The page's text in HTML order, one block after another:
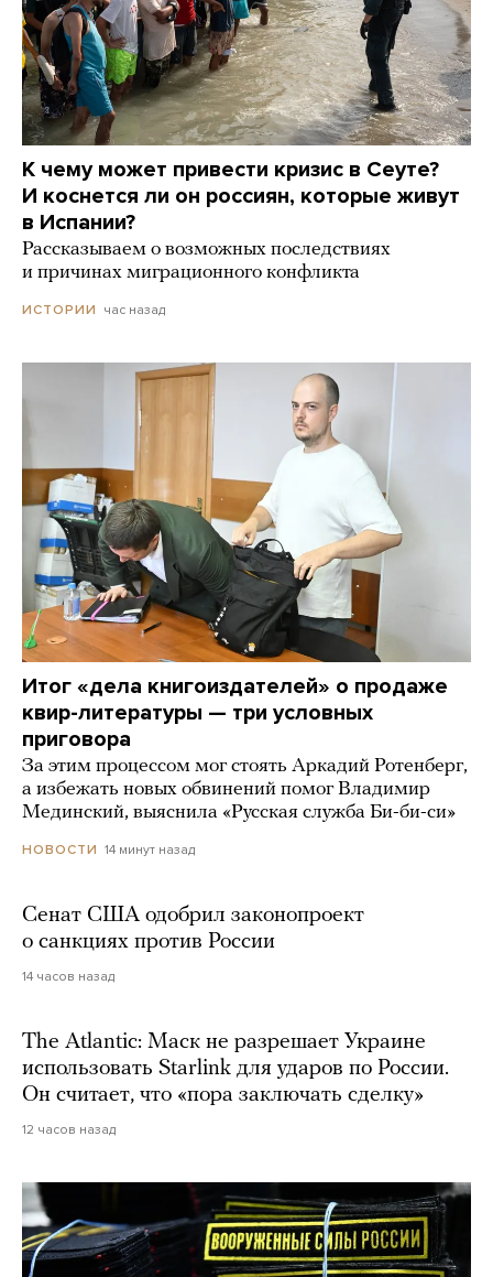
К чему может привести кризис в Сеуте?
И коснется ли он россиян, которые живут
в Испании?
Рассказываем о возможных последствиях
и причинах миграционного конфликта
ИСТОРИИ час назад
Итог «дела книгоиздателей» о продаже
квир-литературы — три условных
приговора
За этим процессом мог стоять Аркадий Ротенберг,
а избежать новых обвинений помог Владимир
Мединский, выяснила «Русская служба Би-би-си»
НОВОСТИ 14 минут назад
Сенат США одобрил законопроект
о санкциях против России
14 часов назад
The Atlantic: Маск не разрешает Украине
использовать Starlink для ударов по России.
Он считает, что «пора заключать сделку»
12 часов назад